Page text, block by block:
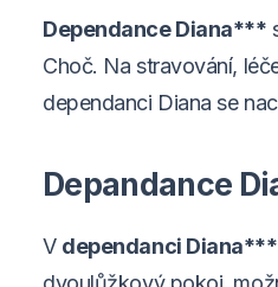
Dependance Diana***
Choč. Na stravování,
dependanci Diana se
Depandance
V dependanci Diana***